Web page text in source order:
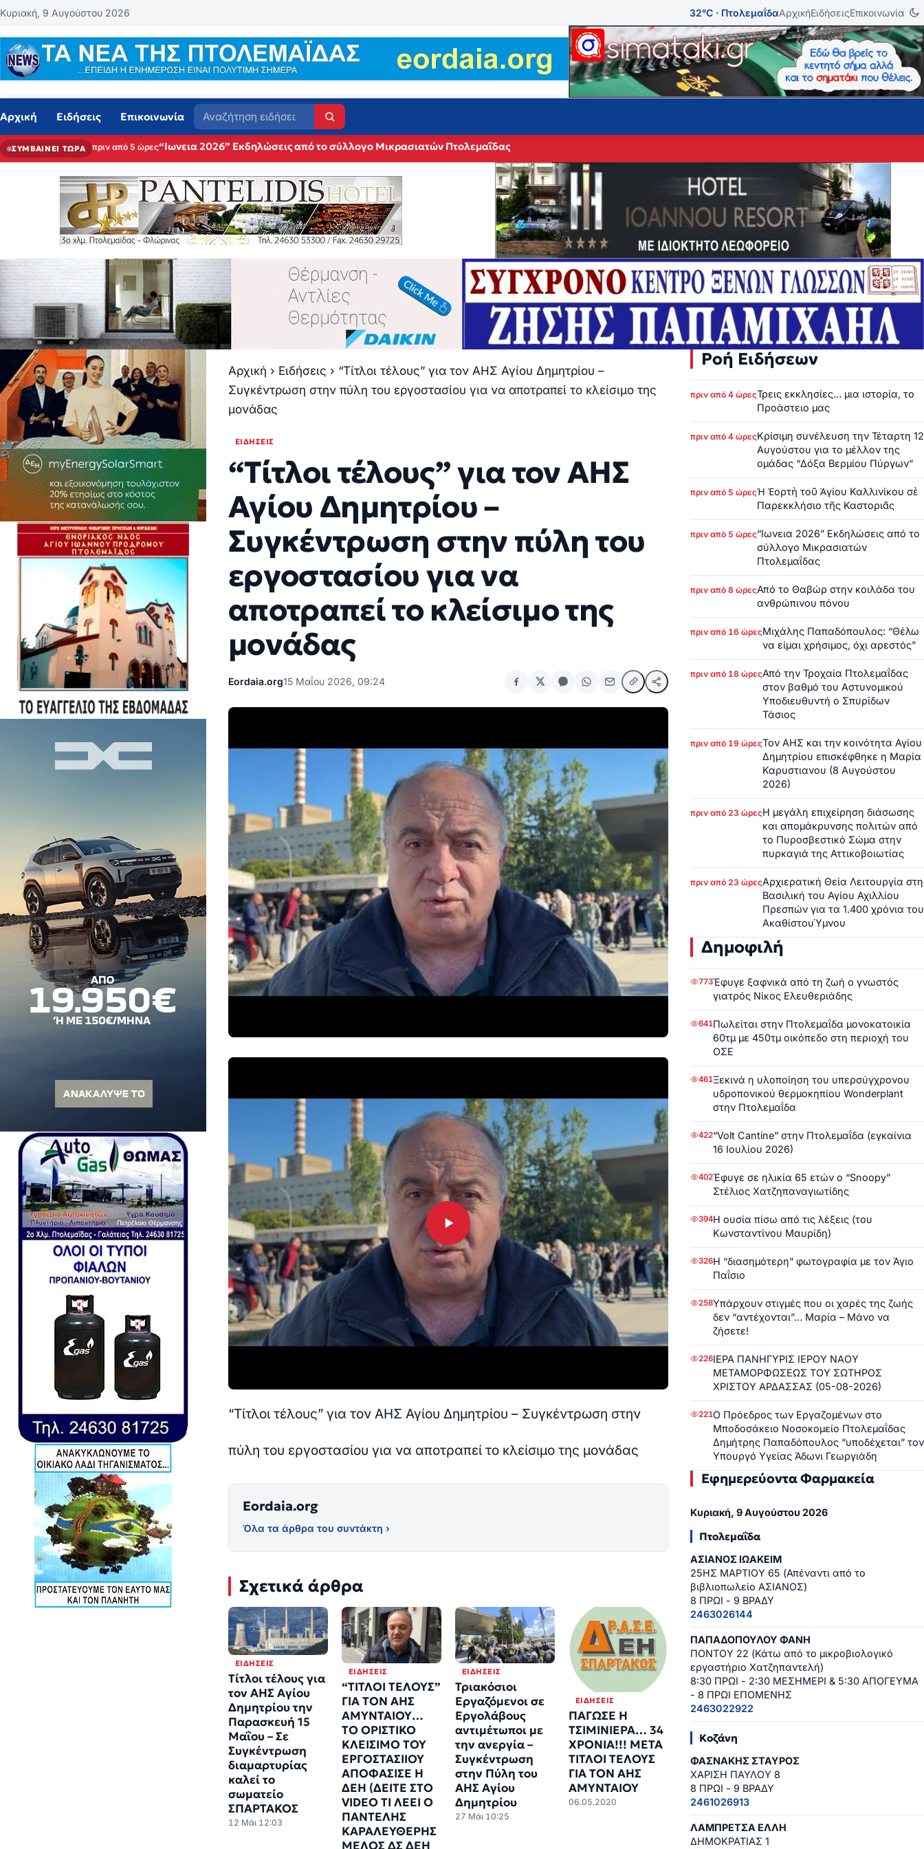
Μετάβαση στο περιεχόμενο
Κυριακή, 9 Αυγούστου 2026 32°C · ΠτολεμαΐδαΑρχικήΕιδήσειςΕπικοινωνία
Αρχική Ειδήσεις Επικοινωνία Αναζήτηση
ΣΥΜΒΑΙΝΕΙ ΤΩΡΑ πριν από 5 ώρες“Ιωνεια 2026” Εκδηλώσεις από το σύλλογο Μικρασιατών Πτολεμαΐδας
Αρχική › Ειδήσεις › “Τίτλοι τέλους” για τον ΑΗΣ Αγίου Δημητρίου –
Συγκέντρωση στην πύλη του εργοστασίου για να αποτραπεί το κλείσιμο της
μονάδας
ΕΙΔΉΣΕΙΣ
“Τίτλοι τέλους” για τον ΑΗΣ
Αγίου Δημητρίου –
Συγκέντρωση στην πύλη του
εργοστασίου για να
αποτραπεί το κλείσιμο της
μονάδας
Eordaia.org15 Μαΐου 2026, 09:24
“Τίτλοι τέλους” για τον ΑΗΣ Αγίου Δημητρίου – Συγκέντρωση στην
πύλη του εργοστασίου για να αποτραπεί το κλείσιμο της μονάδας
Eordaia.org
Όλα τα άρθρα του συντάκτη ›
Σχετικά άρθρα
ΕΙΔΉΣΕΙΣ
Τίτλοι τέλους για
τον ΑΗΣ Αγίου
Δημητρίου την
Παρασκευή 15
Μαΐου – Σε
Συγκέντρωση
διαμαρτυρίας
καλεί το
σωματείο
ΣΠΑΡΤΑΚΟΣ
12 Μάι 12:03
ΕΙΔΉΣΕΙΣ
“ΤΙΤΛΟΙ ΤΕΛΟΥΣ”
ΓΙΑ ΤΟΝ ΑΗΣ
ΑΜΥΝΤΑΙΟΥ…
ΤΟ ΟΡΙΣΤΙΚΟ
ΚΛΕΙΣΙΜΟ ΤΟΥ
ΕΡΓΟΣΤΆΣΙΙΟΥ
ΑΠΟΦΑΣΙΣΕ Η
ΔΕΗ (ΔΕΙΤΕ ΣΤΟ
VIDEO ΤΙ ΛΕΕΙ Ο
ΠΑΝΤΕΛΗΣ
ΚΑΡΑΛΕΥΘΕΡΗΣ
ΜΕΛΟΣ ΔΣ ΔΕΗ
ΕΙΔΉΣΕΙΣ
Τριακόσιοι
Εργαζόμενοι σε
Εργολάβους
αντιμέτωποι με
την ανεργία –
Συγκέντρωση
στην Πύλη του
ΑΗΣ Αγίου
Δημητρίου
27 Μάι 10:25
ΕΙΔΉΣΕΙΣ
ΠΑΓΩΣΕ Η
ΤΣΙΜΙΝΙΕΡΑ… 34
ΧΡΟΝΙΑ!!! ΜΕΤΑ
ΤΙΤΛΟΙ ΤΕΛΟΥΣ
ΓΙΑ ΤΟΝ ΑΗΣ
ΑΜΥΝΤΑΙΟΥ
06.05.2020
Ροή Ειδήσεων
πριν από 4 ώρεςΤρεις εκκλησίες… μια ιστορία, το
Προάστειο μας
πριν από 4 ώρεςΚρίσιμη συνέλευση την Τέταρτη 12
Αυγούστου για το μέλλον της
ομάδας “Δόξα Βερμίου Πύργων”
πριν από 5 ώρεςἩ Ἑορτὴ τοῦ Ἁγίου Καλλινίκου σὲ
Παρεκκλήσιο τῆς Καστοριᾶς
πριν από 5 ώρες“Ιωνεια 2026” Εκδηλώσεις από το
σύλλογο Μικρασιατών
Πτολεμαΐδας
πριν από 8 ώρεςΑπό το Θαβώρ στην κοιλάδα του
ανθρώπινου πόνου
πριν από 16 ώρεςΜιχάλης Παπαδόπουλος: “Θέλω
να είμαι χρήσιμος, όχι αρεστός”
πριν από 18 ώρεςΑπό την Τροχαία Πτολεμαΐδας
στον βαθμό του Αστυνομικού
Υποδιευθυντή ο Σπυρίδων
Τάσιος
πριν από 19 ώρεςΤον ΑΗΣ και την κοινότητα Αγίου
Δημητρίου επισκέφθηκε η Μαρία
Καρυστιανου (8 Αυγούστου
2026)
πριν από 23 ώρεςΗ μεγάλη επιχείρηση διάσωσης
και απομάκρυνσης πολιτών από
το Πυροσβεστικό Σώμα στην
πυρκαγιά της Αττικοβοιωτίας
πριν από 23 ώρεςΑρχιερατική Θεία Λειτουργία στη
Βασιλική του Αγίου Αχιλλίου
Πρεσπών για τα 1.400 χρόνια του
ΑκαθίστουΎμνου
Δημοφιλή
773Έφυγε ξαφνικά από τη ζωή ο γνωστός
γιατρός Νίκος Ελευθεριάδης
641Πωλείται στην Πτολεμαΐδα μονοκατοικία
60τμ με 450τμ οικόπεδο στη περιοχή του
ΟΣΕ
461Ξεκινά η υλοποίηση του υπερσύγχρονου
υδροπονικού θερμοκηπίου Wonderplant
στην Πτολεμαΐδα
422“Volt Cantine” στην Πτολεμαΐδα (εγκαίνια
16 Ιουλίου 2026)
402Έφυγε σε ηλικία 65 ετών ο “Snoopy”
Στέλιος Χατζηπαναγιωτίδης
394Η ουσία πίσω από τις λέξεις (του
Κωνσταντίνου Μαυρίδη)
326Η “διασημότερη” φωτογραφία με τον Άγιο
Παΐσιο
258Υπάρχουν στιγμές που οι χαρές της ζωής
δεν “αντέχονται”… Μαρία – Μάνο να
ζήσετε!
226ΙΕΡΑ ΠΑΝΗΓΥΡΙΣ ΙΕΡΟΥ ΝΑΟΥ
ΜΕΤΑΜΟΡΦΩΣΕΩΣ ΤΟΥ ΣΩΤΗΡΟΣ
ΧΡΙΣΤΟΥ ΑΡΔΑΣΣΑΣ (05-08-2026)
221Ο Πρόεδρος των Εργαζομένων στο
Μποδοσάκειο Νοσοκομείο Πτολεμαΐδας
Δημήτρης Παπαδόπουλος “υποδέχεται” τον
Υπουργό Υγείας Άδωνι Γεωργιάδη
Εφημερεύοντα Φαρμακεία
Κυριακή, 9 Αυγούστου 2026
Πτολεμαΐδα
ΑΣΙΑΝΟΣ ΙΩΑΚΕΙΜ
25ΗΣ ΜΑΡΤΙΟΥ 65 (Απέναντι από το
βιβλιοπωλείο ΑΣΙΑΝΟΣ)
8 ΠΡΩΙ - 9 ΒΡΑΔΥ
2463026144
ΠΑΠΑΔΟΠΟΥΛΟΥ ΦΑΝΗ
ΠΟΝΤΟΥ 22 (Κάτω από το μικροβιολογικό
εργαστήριο Χατζηπαντελή)
8:30 ΠΡΩΙ - 2:30 ΜΕΣΗΜΕΡΙ & 5:30 ΑΠΟΓΕΥΜΑ
- 8 ΠΡΩΙ ΕΠΟΜΕΝΗΣ
2463022922
Κοζάνη
ΦΑΣΝΑΚΗΣ ΣΤΑΥΡΟΣ
ΧΑΡΙΣΗ ΠΑΥΛΟΥ 8
8 ΠΡΩΙ - 9 ΒΡΑΔΥ
2461026913
ΛΑΜΠΡΕΤΣΑ ΕΛΛΗ
ΔΗΜΟΚΡΑΤΙΑΣ 1